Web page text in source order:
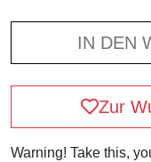
IN DEN
Zur
Warning! Take this,